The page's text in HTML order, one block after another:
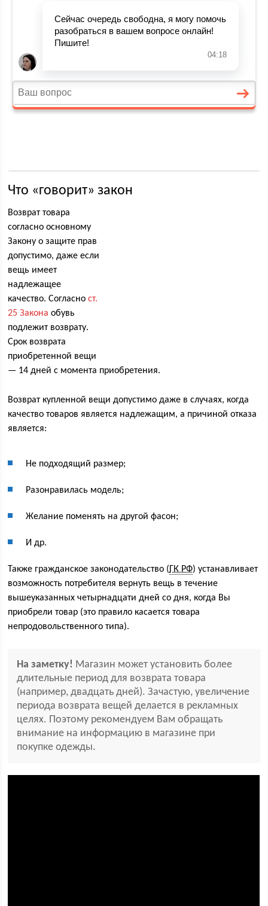
Что «говорит» закон
Возврат товара
согласно основному
Закону о защите прав
допустимо, даже если
вещь имеет
надлежащее
качество. Согласност.
25 Закона обувь
подлежит возврату.
Срок возврата
приобретенной вещи
— 14 дней с момента приобретения.
Возврат купленной вещи допустимо даже в случаях, когда
качество товаров является надлежащим, а причиной отказа
является:
Не подходящий размер;
Разонравилась модель;
Желание поменять на другой фасон;
И др.
Также гражданское законодательство (ГК РФ) устанавливает
возможность потребителя вернуть вещь в течение
вышеуказанных четырнадцати дней со дня, когда Вы
приобрели товар (это правило касается товара
непродовольственного типа).
На заметку! Магазин может установить более
длительные период для возврата товара
(например, двадцать дней). Зачастую, увеличение
периода возврата вещей делается в рекламных
целях. Поэтому рекомендуем Вам обращать
внимание на информацию в магазине при
покупке одежды.